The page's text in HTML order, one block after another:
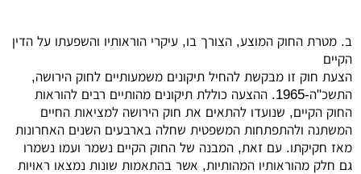
ב. מטרת החוק המוצע, הצורך בו, עיקרי הוראותיו והשפעתו על הדין
הקיים
הצעת חוק זו מבקשת להחיל תיקונים משמעותיים לחוק הירושה,
התשכ"ה-1965. ההצעה כוללת תיקונים מהותיים רבים להוראות
החוק הקיים, שנועדו להתאים את חוק הירושה למציאות החיים
המשתנה ולהתפתחות המשפטית שחלה בארבעים השנים האחרונות
מאז חקיקתו. עם זאת, המבנה של החוק הקיים נשמר ועמו נשמרו
גם חלק מהוראותיו המהותיות, אשר בהתאמות שונות נמצאו ראויות